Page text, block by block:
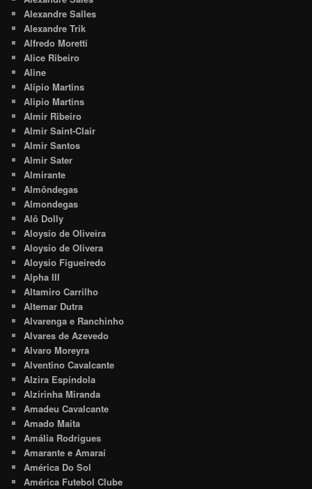
Alexandre Salles
Alexandre Trik
Alfredo Moretti
Alice Ribeiro
Aline
Alípio Martins
Alipio Martins
Almir Ribeiro
Almir Saint-Clair
Almir Santos
Almir Sater
Almirante
Almôndegas
Almondegas
Alô Dolly
Aloysio de Oliveira
Aloysio de Olivera
Aloysio Figueiredo
Alpha III
Altamiro Carrilho
Altemar Dutra
Alvarenga e Ranchinho
Alvares de Azevedo
Alvaro Moreyra
Alventino Cavalcante
Alzira Espíndola
Alzirinha Miranda
Amadeu Cavalcante
Amado Maita
Amália Rodrigues
Amarante e Amaraí
América Do Sol
América Futebol Clube